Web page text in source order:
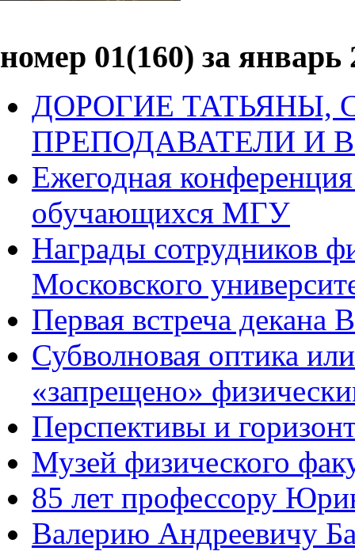
номер 01(160) за январь
ДОРОГИЕ ТАТЬЯНЫ,
ПРЕПОДАВАТЕЛИ И
Ежегодная
обучающихся МГУ
Награды сотрудников
Московского
Первая встреча декана
Субволновая оптика
«запрещено»
Перспективы и
Музей физического
85 лет профессору
Валерию Андреевичу